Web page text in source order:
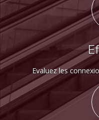
Evaluez les